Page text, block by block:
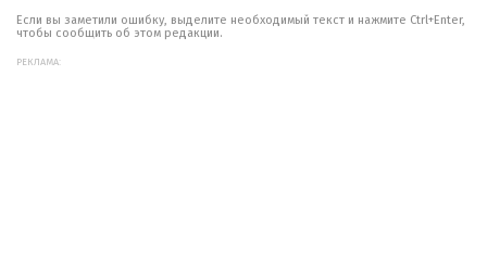
Если вы заметили ошибку, выделите необходимый текст и нажмите Ctrl+Enter,
чтобы сообщить об этом редакции.
РЕКЛАМА: